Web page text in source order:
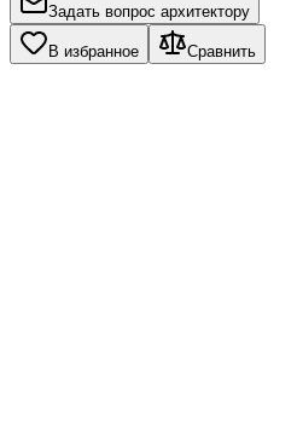
Задать вопрос архитектору
В избранное Сравнить